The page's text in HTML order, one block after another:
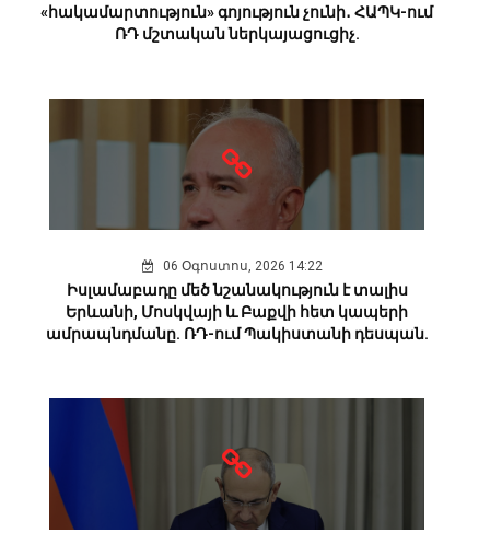
«հակամարտություն» գոյություն չունի․ ՀԱՊԿ-ում
ՌԴ մշտական ներկայացուցիչ.
06 Օգոստոս, 2026 14:22
Իսլամաբադը մեծ նշանակություն է տալիս
Երևանի, Մոսկվայի և Բաքվի հետ կապերի
ամրապնդմանը. ՌԴ-ում Պակիստանի դեսպան.